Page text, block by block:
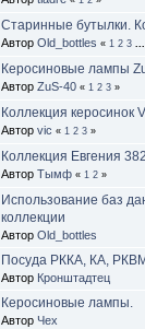
Старинные бутылки.
Автор Old_bottles « 1 2 3 ...
Керосиновые лампы
Автор ZuS-40 « 1 2 3 »
Коллекция керосинок
Автор vic « 1 2 3 »
Коллекция Евгения
Автор Тымф « 1 2 »
Использование баз
коллекции
Автор Old_bottles
Посуда РККА, КА,
Автор Кронштадтец
Керосиновые лампы.
Автор Чех